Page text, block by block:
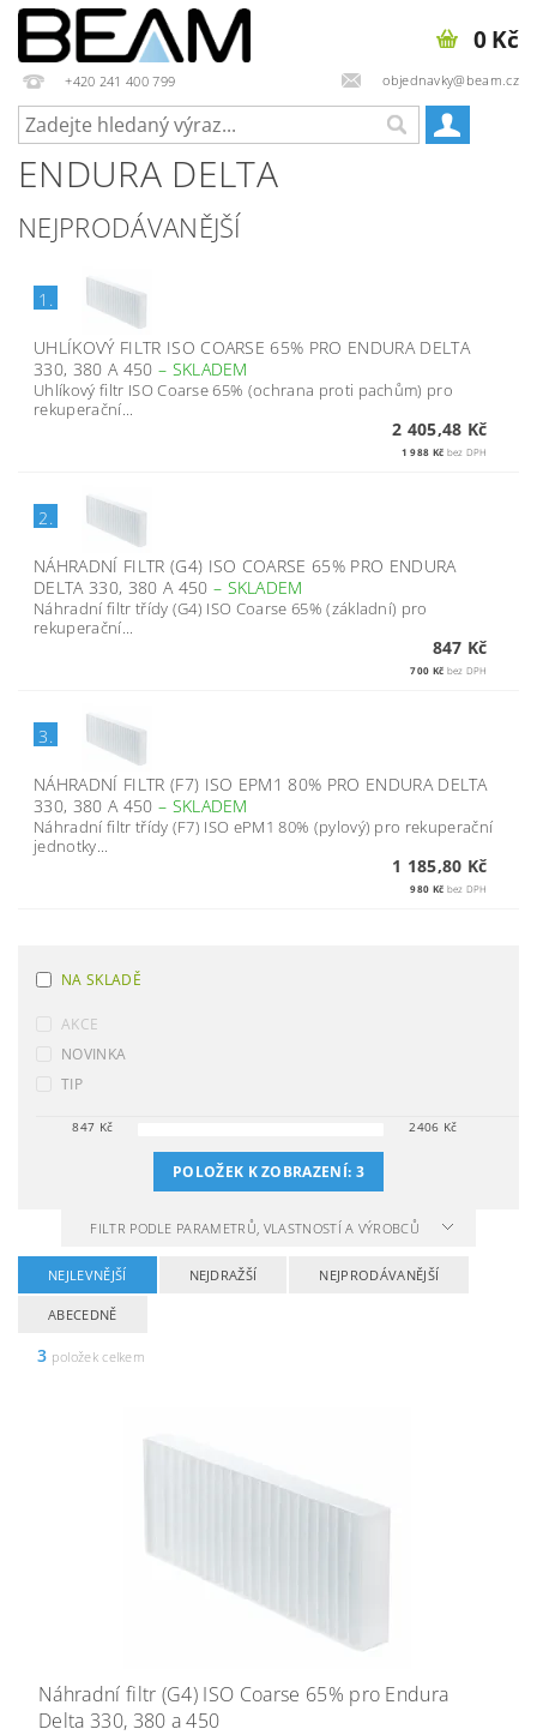
+420 241 400 799 objednavky@beam.cz
0 Kč
ENDURA DELTA
NEJPRODÁVANĚJŠÍ
1.
UHLÍKOVÝ FILTR ISO COARSE 65% PRO ENDURA DELTA
330, 380 A 450 – SKLADEM
Uhlíkový filtr ISO Coarse 65% (ochrana proti pachům) pro
rekuperační...
2 405,48 Kč
1 988 Kč bez DPH
2.
NÁHRADNÍ FILTR (G4) ISO COARSE 65% PRO ENDURA
DELTA 330, 380 A 450 – SKLADEM
Náhradní filtr třídy (G4) ISO Coarse 65% (základní) pro
rekuperační...
847 Kč
700 Kč bez DPH
3.
NÁHRADNÍ FILTR (F7) ISO EPM1 80% PRO ENDURA DELTA
330, 380 A 450 – SKLADEM
Náhradní filtr třídy (F7) ISO ePM1 80% (pylový) pro rekuperační
jednotky...
1 185,80 Kč
980 Kč bez DPH
NA SKLADĚ
AKCE
NOVINKA
TIP
847 Kč 2406 Kč
POLOŽEK K ZOBRAZENÍ: 3
FILTR PODLE PARAMETRŮ, VLASTNOSTÍ A VÝROBCŮ
NEJLEVNĚJŠÍ NEJDRAŽŠÍ NEJPRODÁVANĚJŠÍ
ABECEDNĚ
3 položek celkem
Náhradní filtr (G4) ISO Coarse 65% pro Endura
Delta 330, 380 a 450